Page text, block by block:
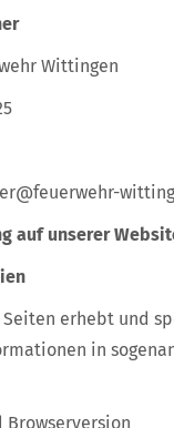
Wittingen
auf unserer
erhebt und
in
Browserversion